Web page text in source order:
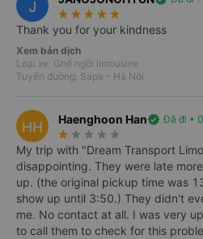
Giới thiệu
Thông tin xe Dream
​Review xe Dream
Hà Nội
Xe Dream Transport đi Sapa là
chuyên nghiệp phục vụ hành
– Sapa; Hà Nội – Hạ Long và
J star_rate star_rate star_rate star_rate star_rate
Thank you for your kindness
Xem bản dịch
Loại xe: Ghế ngồi limousine
Tuyến đường: Sapa - Hà Nội
HH Haenghoon Hanverified Đã đi •
star_rate star_rate star_rate star_rate star_rate
My trip with "Dream Transport
disappointing. They were late
up. (the original pickup time was
show up until 3:50.) They didn't
me. No contact at all. I was very
to call them to check for this